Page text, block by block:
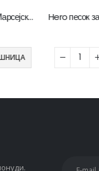
ДОДАЈ ВО